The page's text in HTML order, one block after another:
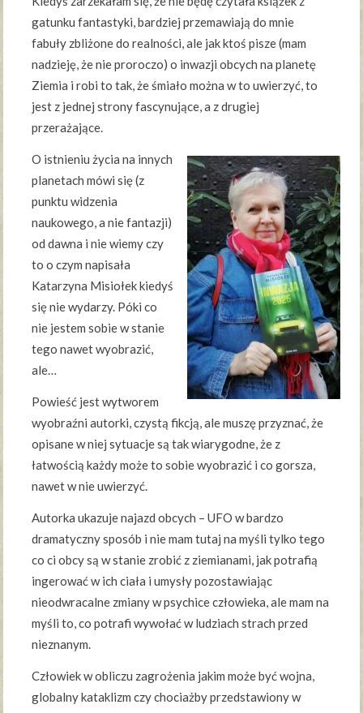
gatunku fantastyki, bardziej przemawiają do mnie
fabuły zbliżone do realności, ale jak ktoś pisze (mam
nadzieję, że nie proroczo) o inwazji obcych na planetę
Ziemia i robi to tak, że śmiało można w to uwierzyć, to
jest z jednej strony fascynujące, a z drugiej
przerażające.
O istnieniu życia na innych
planetach mówi się (z
punktu widzenia
naukowego, a nie fantazji)
od dawna i nie wiemy czy
to o czym napisała
Katarzyna Misiołek kiedyś
się nie wydarzy. Póki co
nie jestem sobie w stanie
tego nawet wyobrazić,
ale…
Powieść jest wytworem
wyobraźni autorki, czystą fikcją, ale muszę przyznać, że
opisane w niej sytuacje są tak wiarygodne, że z
łatwością każdy może to sobie wyobrazić i co gorsza,
nawet w nie uwierzyć.
Autorka ukazuje najazd obcych – UFO w bardzo
dramatyczny sposób i nie mam tutaj na myśli tylko tego
co ci obcy są w stanie zrobić z ziemianami, jak potrafią
ingerować w ich ciała i umysły pozostawiając
nieodwracalne zmiany w psychice człowieka, ale mam na
myśli to, co potrafi wywołać w ludziach strach przed
nieznanym.
Człowiek w obliczu zagrożenia jakim może być wojna,
globalny kataklizm czy chociażby przedstawiony w